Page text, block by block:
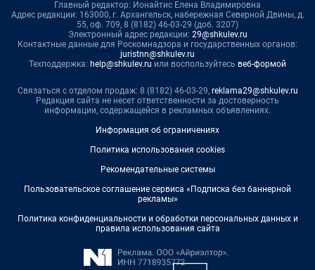
Главный редактор: Ионайтис Елена Владимировна
Адрес редакции: 163000, г. Архангельск, набережная Северной Двины, д.
55, оф. 709, 8 (8182) 46-03-29 (доб. 3207)
Электронный адрес редакции: 29@shkulev.ru
Контактные данные для Роскомнадзора и государственных органов:
juristnn@shkulev.ru
Техподдержка: help@shkulev.ru или воспользуйтесь веб-формой
Связаться с отделом продаж: 8 (8182) 46-03-29, reklama29@shkulev.ru
Редакция сайта не несет ответственности за достоверность
информации, содержащейся в рекламных объявлениях.
Информация об ограничениях
Политика использования cookies
Рекомендательные системы
Пользовательское соглашение сервиса «Подписка без баннерной
рекламы»
Политика конфиденциальности и обработки персональных данных и
правила использования сайта